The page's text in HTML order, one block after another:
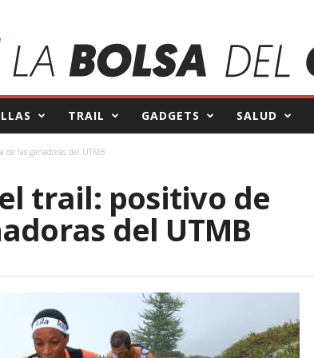
TRAIL GADGETS SALUD
las ganadoras del UTMB
trail: positivo de
del UTMB